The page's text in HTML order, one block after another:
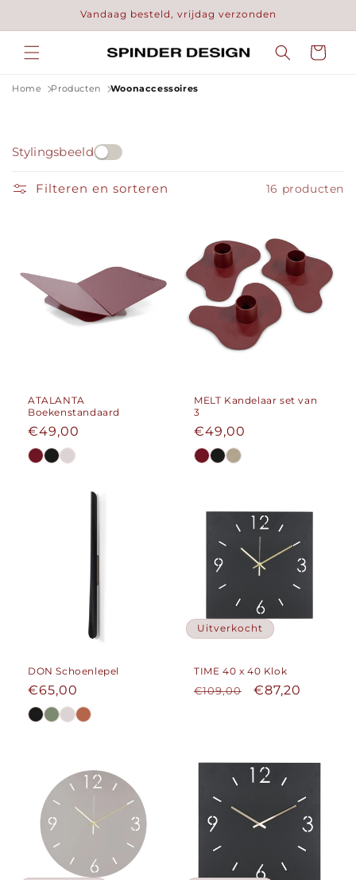
content
Vandaag besteld, vrijdag verzonden
Home Producten Woonaccessoires
Stylingsbeeld
Filteren en sorteren 16 producten
ATALANTA
Boekenstandaard
Normale
prijs
€49,00
MELT Kandelaar set van
3
Normale
prijs
€49,00
DON Schoenlepel
Normale
prijs
€65,00
Uitverkocht
TIME 40 x 40 Klok
Normale
€109,00 €87,20